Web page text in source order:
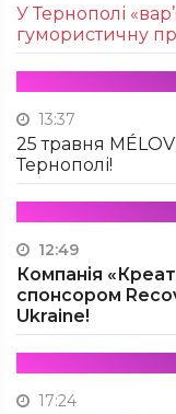
У Тернополі
гумористичну
13:37
25 травня
Тернополі!
12:49
Компанія
спонсором
Ukraine!
17:24